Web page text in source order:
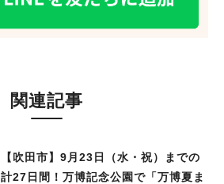
関連記事
【吹田市】9月23日（水・祝）までの
計27日間！万博記念公園で「万博夏ま